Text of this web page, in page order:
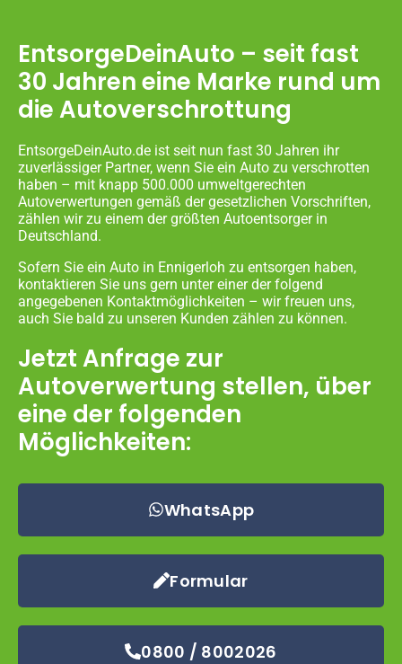
EntsorgeDeinAuto – seit fast
30 Jahren eine Marke rund um
die Autoverschrottung
EntsorgeDeinAuto.de ist seit nun fast 30 Jahren ihr
zuverlässiger Partner, wenn Sie ein Auto zu verschrotten
haben – mit knapp 500.000 umweltgerechten
Autoverwertungen gemäß der gesetzlichen Vorschriften,
zählen wir zu einem der größten Autoentsorger in
Deutschland.
Sofern Sie ein Auto in Ennigerloh zu entsorgen haben,
kontaktieren Sie uns gern unter einer der folgend
angegebenen Kontaktmöglichkeiten – wir freuen uns,
auch Sie bald zu unseren Kunden zählen zu können.
Jetzt Anfrage zur
Autoverwertung stellen, über
eine der folgenden
Möglichkeiten:
WhatsApp
Formular
0800 / 8002026